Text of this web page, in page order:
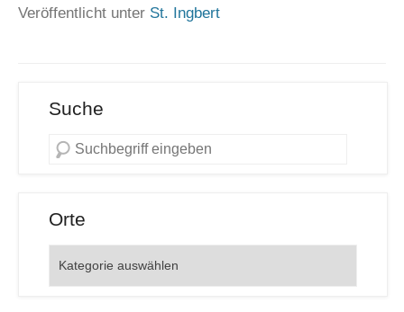
Veröffentlicht unter St. Ingbert
Suche
Orte